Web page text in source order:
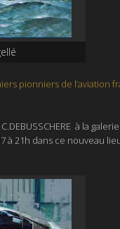
pionniers de l’aviation
à la galerie
21h dans ce nouveau